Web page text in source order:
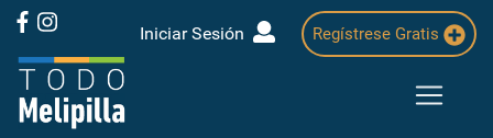
Iniciar Sesión Regístrese Gratis